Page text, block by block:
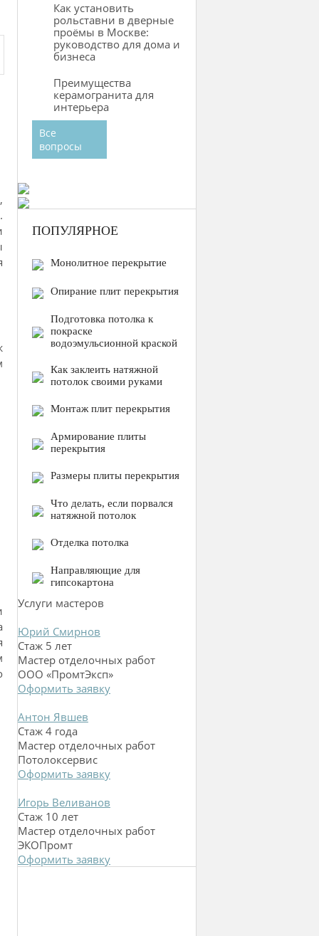
Как установить
рольставни в дверные
проёмы в Москве:
руководство для дома и
бизнеса
Преимущества
керамогранита для
интерьера
Все
вопросы
ПОПУЛЯРНОЕ
Монолитное перекрытие
Опирание плит перекрытия
Подготовка потолка к
покраске
водоэмульсионной краской
Как заклеить натяжной
потолок своими руками
Монтаж плит перекрытия
Армирование плиты
перекрытия
Размеры плиты перекрытия
Что делать, если порвался
натяжной потолок
Отделка потолка
Направляющие для
гипсокартона
Услуги мастеров
Юрий Смирнов
Стаж 5 лет
Мастер отделочных работ
ООО «ПромтЭксп»
Оформить заявку
Антон Явшев
Стаж 4 года
Мастер отделочных работ
Потолоксервис
Оформить заявку
Игорь Веливанов
Стаж 10 лет
Мастер отделочных работ
ЭКОПромт
Оформить заявку